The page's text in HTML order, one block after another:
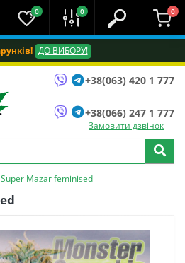
ДО ВИБОРУ!
0 0 0
+38(063) 420 1 777
+38(066) 247 1 777
Замовити дзвінок
Super Mazar feminised